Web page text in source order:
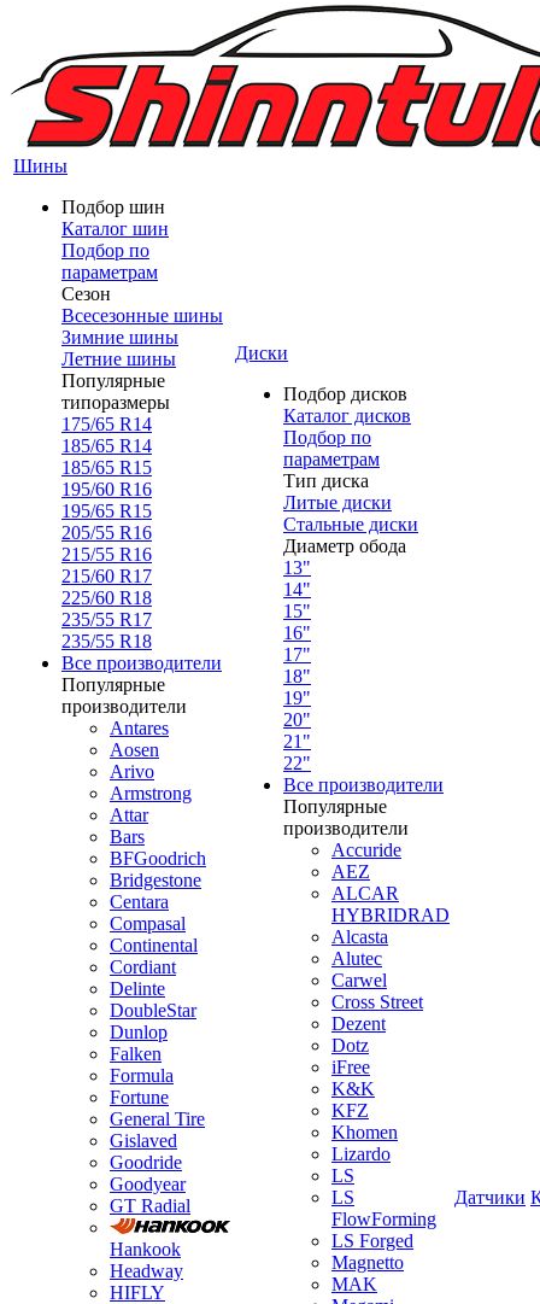
Шины
Подбор шин
Каталог шин
Подбор по
параметрам
Сезон
Всесезонные шины
Зимние шины
Летние шины
Популярные
типоразмеры
175/65 R14
185/65 R14
185/65 R15
195/60 R16
195/65 R15
205/55 R16
215/55 R16
215/60 R17
225/60 R18
235/55 R17
235/55 R18
Все производители
Популярные
производители
Antares
Aosen
Arivo
Armstrong
Attar
Bars
BFGoodrich
Bridgestone
Centara
Compasal
Continental
Cordiant
Delinte
DoubleStar
Dunlop
Falken
Formula
Fortune
General Tire
Gislaved
Goodride
Goodyear
GT Radial
Hankook
Headway
HIFLY
Диски
Подбор дисков
Каталог дисков
Подбор по
параметрам
Тип диска
Литые диски
Стальные диски
Диаметр обода
13"
14"
15"
16"
17"
18"
19"
20"
21"
22"
Все производители
Популярные
производители
Accuride
AEZ
ALCAR
HYBRIDRAD
Alcasta
Alutec
Carwel
Cross Street
Dezent
Dotz
iFree
K&K
KFZ
Khomen
Lizardo
LS
LS
FlowForming
LS Forged
Magnetto
MAK
Датчики